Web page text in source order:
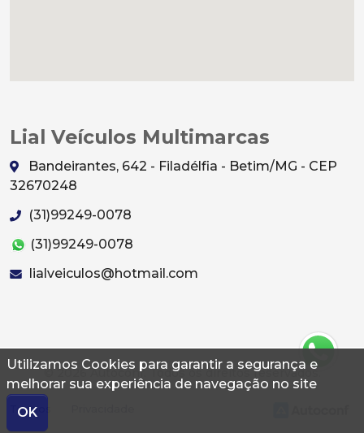
Utilizamos Cookies para garantir a segurança e
melhorar sua experiência de navegação no site
OK
Lial Veículos Multimarcas
Bandeirantes, 642 - Filadélfia - Betim/MG - CEP
32670248
(31)99249-0078
(31)99249-0078
lialveiculos@hotmail.com
© 2026 Autoconf. Todos os direitos reservados.
Termos